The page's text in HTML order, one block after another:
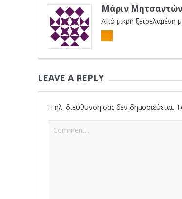
Μάριν
Από μικρή ξετρελαμένη
LEAVE A REPLY
Η ηλ. διεύθυνση σας δεν δημοσιεύεται.